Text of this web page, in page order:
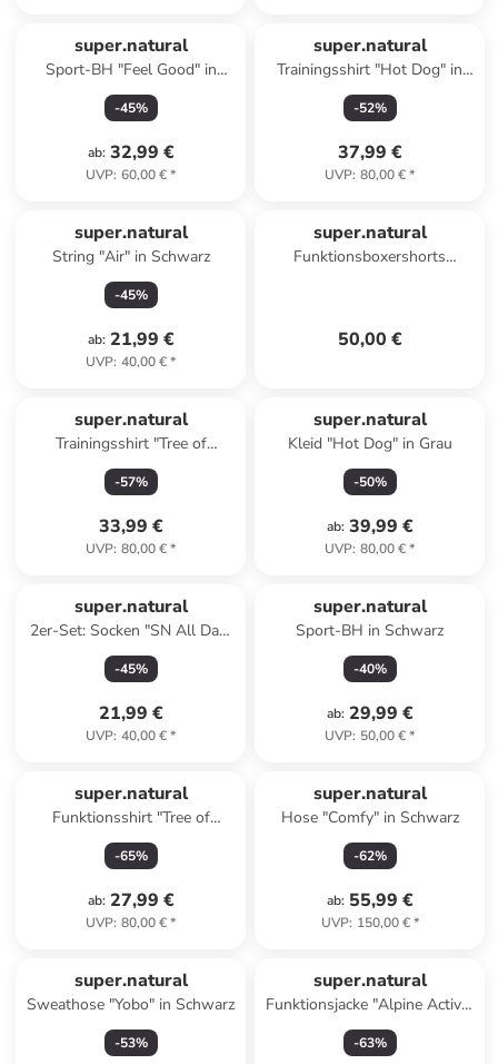
super.natural
Sport-BH "Feel Good" in
Dunkelblau - Medium
-45%
ab: 32,99 €
UVP: 60,00 €*
super.natural
Trainingsshirt "Hot Dog" in
Grau
-52%
37,99 €
UVP: 80,00 €*
super.natural
String "Air" in Schwarz
-45%
ab: 21,99 €
UVP: 40,00 €*
super.natural
Funktionsboxershorts
50,00 €
super.natural
Trainingsshirt "Tree of
Knowledge" in Rot
-57%
33,99 €
UVP: 80,00 €*
super.natural
Kleid "Hot Dog" in Grau
-50%
ab: 39,99 €
UVP: 80,00 €*
super.natural
2er-Set: Socken "SN All Day"
in Grau
-45%
21,99 €
UVP: 40,00 €*
super.natural
Sport-BH in Schwarz
-40%
ab: 29,99 €
UVP: 50,00 €*
super.natural
Funktionsshirt "Tree of
Knowledge" in Dunkelblau
-65%
ab: 27,99 €
UVP: 80,00 €*
super.natural
Hose "Comfy" in Schwarz
-62%
ab: 55,99 €
UVP: 150,00 €*
super.natural
Sweathose "Yobo" in Schwarz
-53%
super.natural
Funktionsjacke "Alpine Active"
in Schwarz
-63%